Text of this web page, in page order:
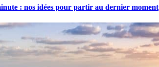
: nos idées pour partir au dernier moment